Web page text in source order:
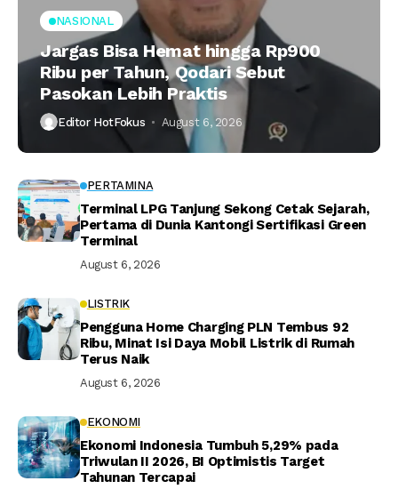
NASIONAL
Jargas Bisa Hemat hingga Rp900
Ribu per Tahun, Qodari Sebut
Pasokan Lebih Praktis
Editor HotFokus August 6, 2026
PERTAMINA
Terminal LPG Tanjung Sekong Cetak Sejarah,
Pertama di Dunia Kantongi Sertifikasi Green
Terminal
August 6, 2026
LISTRIK
Pengguna Home Charging PLN Tembus 92
Ribu, Minat Isi Daya Mobil Listrik di Rumah
Terus Naik
August 6, 2026
EKONOMI
Ekonomi Indonesia Tumbuh 5,29% pada
Triwulan II 2026, BI Optimistis Target
Tahunan Tercapai